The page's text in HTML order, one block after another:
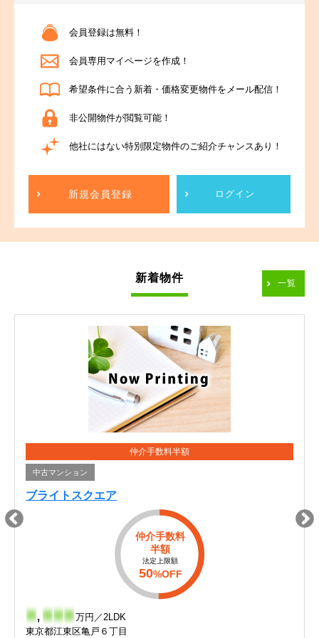
会員登録は無料！
会員専用マイページを作成！
希望条件に合う新着・価格変更物件をメール配信！
非公開物件が閲覧可能！
他社にはない特別限定物件のご紹介チャンスあり！
新規会員登録 ログイン
新着物件 一覧
仲介手数料半額
中古マンション
ブライトスクエア
仲介手数料
半額
法定上限額
50%OFF
- ,- - - 万円／2LDK
東京都江東区亀戸６丁目